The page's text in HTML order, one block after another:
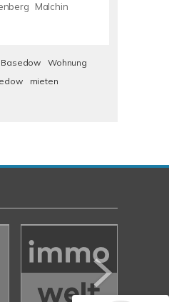
Malchin
Wohnung
mieten
und Erfahrungen zu
Nehls Immobilien